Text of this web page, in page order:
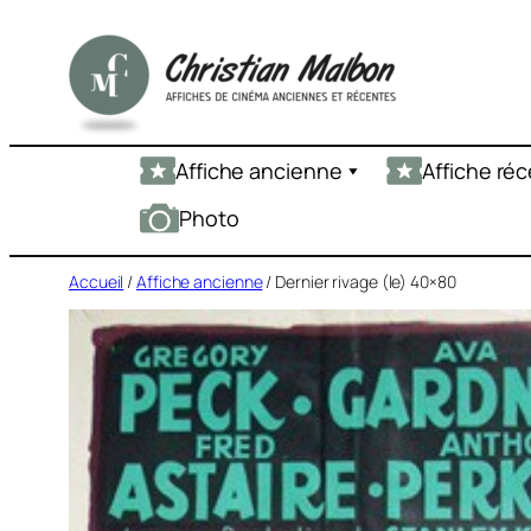
contenu
Affiche ancienne Affiche
Photo
Accueil /Affiche ancienne/ Dernier rivage (le) 40×80